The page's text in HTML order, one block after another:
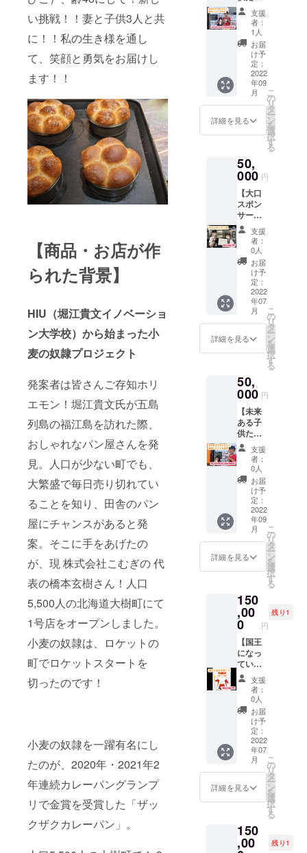
い挑戦！！妻と子供3人と共
に！！私の生き様を通し
て、笑顔と勇気をお届けし
ます！！
【商品・お店が作
られた背景】
HIU（堀江貴文イノベーショ
ン大学校）から始まった小
麦の奴隷プロジェクト
発案者は皆さんご存知ホリ
エモン！堀江貴文氏が五島
列島の福江島を訪れた際、
おしゃれなパン屋さんを発
見。人口が少ない町でも、
大繁盛で毎日売り切れてい
ることを知り、田舎のパン
屋にチャンスがあると発
案。そこに手をあげたの
が、現 株式会社こむぎの 代
表の橋本玄樹さん！人口
5,500人の北海道大樹町にて
1号店をオープンしました。
小麦の奴隷は、ロケットの
町でロケットスタートを
切ったのです！
小麦の奴隷を一躍有名にし
たのが、2020年・2021年2
年連続カレーパングランプ
リで金賞を受賞した「ザッ
クザクカレーパン」。
合、他
の保育
施設へ
提供す
ること
もあり
ます）
■提供予
定時
期：
2022年
9月 ■寄
贈まで
ジュー
ルにつ
いて 6
月20日
クラウ
ドファ
ンディ
ング公
開最終
日 7月
支援総
額をも
とに計
画を作
成 8月
幼稚園
夏休み
9月 子
供達に
※変更す
る場合
もござ
います
「原材
料及び
添加物
等の食
品表示
はお届
け商品
のラベ
ルに表
記され
ます」
プにつ
いて ・
一口の
支援に
対し
キャッ
プを一
つお渡
ししま
ポリエ
ステル
です
（予告
なく変
更とな
る場合
があり
ます）
・デザ
インは
小麦の
奴隷ク
ルーが
着用し
ている
ものと
す ・カ
ラーは
ビーの
みで
す。 ・
サイズ
はフ
リーサ
イズで
調整可
能で
す。
時につ
いての
予約は
メール
にて承
りま
す。 ■
有効期
限：
7月末 ■
小麦の
ル
キャッ
プにつ
いて ・
一口の
支援に
対し
キャッ
プを一
つお渡
ししま
す。 ・
ポリエ
ステル
65%、
です
（予告
る場合
があり
ます）
・デザ
インは
小麦の
奴隷ク
ルーが
着用し
ている
ものと
同じで
す ・カ
ラーは
ネイ
みで
す。 ・
はフ
リーサ
イズで
調整可
能で
す。
（2023
年4月
頃）
バーベ
キュー
（2022
年9月
頃）芋
煮会
（2022
年10月
（2022
年7月
頃）等
■あくま
でも一
例で
す。感
染症の
状況に
よって
は開催
されな
い場合
もあり
ますの
承くだ
さい。
■ロゴや
に関し
まして
はメー
ルにて
対応い
たしま
す ■期
間：
2022年
7月1日
から
2023年
7月末 ■
掲載方
法：A4
の額縁
にスポ
覧を印
刷した
ものを
入れる
予定で
す。小
口スポ
ンサー
様は小
さめ、
大口ス
ポン
サー様
は大き
めの文
字で掲
ます。
支援者
文字サ
イズは
は○○さ
んから
の提供
で
す！！
」とお
伝えし
ます。1
施設、
50〜
100名の
そのた
め、他
の支援
者様と
合わせ
ての実
施とな
ること
もあり
ます。
■リター
ン内容
・お礼
の動画
・近隣
の保育
園の子
円相当
のパン
を提供
（40〜
50名様
分） ※
保育施
設と相
談しパ
ンの種
類を決
めま
す。お
届け前
に種類
をメー
ルにて
す。 ・
子供た
ちへ届
ける様
子を
SNSに
投稿す
る際、
お名前
を記載
しま
す。企
業名や
ニック
ネーム
も可能
掲載す
るお名
入力し
てくだ
に！美
味しい
パンを
提
供！】
近隣の
保育園
の子供
たちに
23,000
円相当
（120〜
140名様
パンを
提供し
ます。
子供た
ちには
「今日
は○○さ
んから
の提供
で
す！！
」とお
伝えし
ます。1
施設、
50〜
100名の
そのた
め、他
の支援
者様と
合わせ
ての実
施とな
ること
もあり
ます。
■リター
ン内容
・店長
佐藤睦
彦から
の感謝
の手紙
供たち
に
23,000
円相当
のパン
を提供
（120〜
140様
分） ※
保育施
設と相
談しパ
ンの種
類を決
めま
す。お
届け前
に種類
お伝え
しま
支援
者：
1人
お届
け予
定：
2022
年09
月
詳細を見る
こ
の
リ
タ
ー
ン
を
選
択
す
る
50,
000 円
【大口
スポン
サー
券！ス
ポン
サーに
なって
いただ
けます
☺︎】 1
年間、
小麦の
奴隷 仙
台愛子
店のス
ポン
なって
いただ
けま
す。 店
内の額
縁に名
前（企
業名、
ニック
ネーム
可）を
飾らせ
ていた
だきま
す！！
みんな
の株式
ントに
ご招待
いたし
ます。
例 お花
見
（2023
年4月
頃）
バーベ
キュー
（2022
年9月
頃）芋
煮会
（2022
年10月
頃）ゴ
年7月
頃）等
支援
者：
0人
お届
け予
定：
2022
年07
月
詳細を見る
こ
の
リ
タ
ー
ン
を
選
択
す
る
50,
000 円
【未来
ある子
供たち
に！美
味しい
パンを
提
供！】
近隣の
保育園
の子供
たちに
60,000
円相当
（280〜
310名様
パンを
提供し
ます。
子供た
ちには
「今日
は○○さ
んから
の提供
す！！
」とお
伝えし
ます。1
施設、
50〜
100名の
子供た
ちがい
ます。
め、他
の支援
者様と
支援
者：
0人
お届
け予
定：
2022
年09
月
詳細を見る
こ
の
リ
タ
ー
ン
を
選
択
す
る
150
,00
0 円
残り1
【国王
になっ
ていた
だきま
す！！
】 小麦
の奴隷
仙台愛
子店の
国王に
なって
いただ
きま
す。 ご
来店の
際は
様！」
と御呼
びさせ
支援
者：
0人
お届
け予
定：
2022
年07
月
詳細を見る
こ
の
リ
タ
ー
ン
を
選
択
す
る
150
,00 残り1